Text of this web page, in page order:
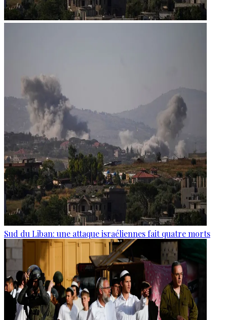
Sud du Liban: une attaque israéliennes fait quatre morts